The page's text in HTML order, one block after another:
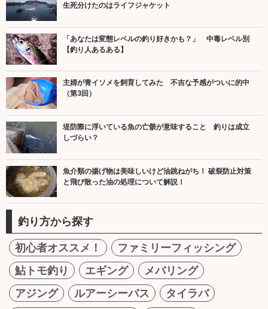
生死分けたのはライフジャケット
「あなたは変態レベルの釣り好きかも？」 中毒レベル別
【釣り人あるある】
主婦が青イソメを飼育してみた 不吉な予感がついに的中
（第3回）
堤防際に浮いている魚の亡骸が意味すること 釣りは成立
しづらい？
魚介類の揚げ物は美味しいけど油跳ねがち！ 破裂防止対策
と飛び散った油の処理について解説！
釣り方から探す
初心者オススメ！
ファミリーフィッシング
鮎トモ釣り
エギング
メバリング
アジング
ルアーシーバス
タイラバ